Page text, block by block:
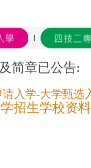
|
简章已公告:
请入学-大学甄选
招生学校资